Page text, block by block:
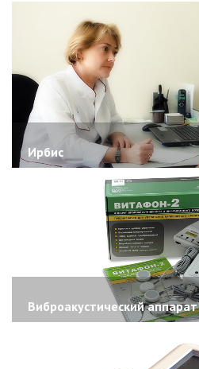
Ирбис
Виброакустический